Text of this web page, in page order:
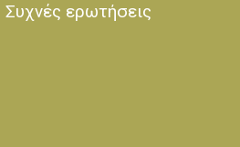
Συχνές ερωτήσεις